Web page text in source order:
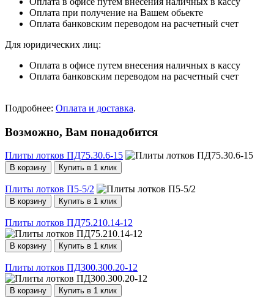
Оплата при получение на Вашем обьекте
Оплата банковским переводом на расчетный счет
Для юридических лиц:
Оплата в офисе путем внесения наличных в кассу
Оплата банковским переводом на расчетный счет
Подробнее: Оплата и доставка.
Возможно, Вам понадобится
Плиты лотков ПД75.30.6-15
В корзину Купить в 1 клик
Плиты лотков П5-5/2
В корзину Купить в 1 клик
Плиты лотков ПД75.210.14-12
В корзину Купить в 1 клик
Плиты лотков ПД300.300.20-12
В корзину Купить в 1 клик